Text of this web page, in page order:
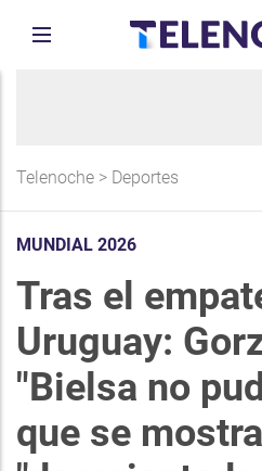
Telenoche > Deportes
MUNDIAL 2026
Tras el
Uruguay:
"Bielsa no
que se